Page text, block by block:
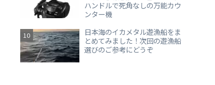
ハンドルで死角なしの万能カウ
ンター機
日本海のイカメタル遊漁船をま
とめてみました！次回の遊漁船
選びのご参考にどうぞ